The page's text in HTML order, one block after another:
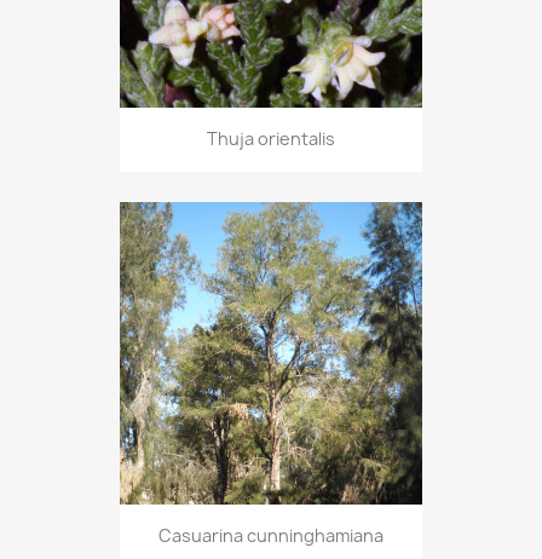
Thuja orientalis
Casuarina cunninghamiana